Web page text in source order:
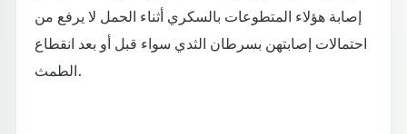
إصابة هؤلاء المتطوعات بالسكري أثناء الحمل لا يرفع من
احتمالات إصابتهن بسرطان الثدي سواء قبل أو بعد انقطاع
الطمث.